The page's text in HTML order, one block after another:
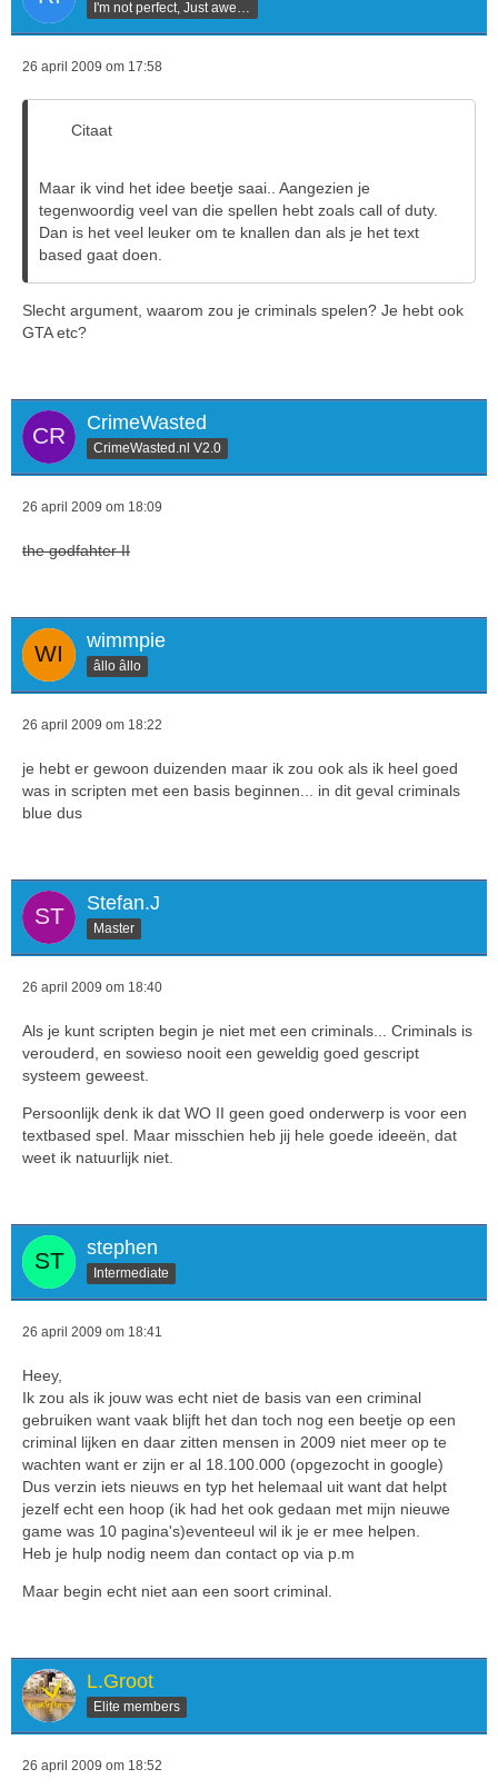
26 april 2009 om 17:58
Citaat
Maar ik vind het idee beetje saai.. Aangezien je
tegenwoordig veel van die spellen hebt zoals call of duty.
Dan is het veel leuker om te knallen dan als je het text
based gaat doen.
Slecht argument, waarom zou je criminals spelen? Je hebt ook
GTA etc?
CrimeWasted
CrimeWasted.nl V2.0
26 april 2009 om 18:09
the godfahter II
wimmpie
âllo âllo
26 april 2009 om 18:22
je hebt er gewoon duizenden maar ik zou ook als ik heel goed
was in scripten met een basis beginnen... in dit geval criminals
blue dus
Stefan.J
Master
26 april 2009 om 18:40
Als je kunt scripten begin je niet met een criminals... Criminals is
verouderd, en sowieso nooit een geweldig goed gescript
systeem geweest.
Persoonlijk denk ik dat WO II geen goed onderwerp is voor een
textbased spel. Maar misschien heb jij hele goede ideeën, dat
weet ik natuurlijk niet.
stephen
Intermediate
26 april 2009 om 18:41
Heey,
Ik zou als ik jouw was echt niet de basis van een criminal
gebruiken want vaak blijft het dan toch nog een beetje op een
criminal lijken en daar zitten mensen in 2009 niet meer op te
wachten want er zijn er al 18.100.000 (opgezocht in google)
Dus verzin iets nieuws en typ het helemaal uit want dat helpt
jezelf echt een hoop (ik had het ook gedaan met mijn nieuwe
game was 10 pagina's)eventeeul wil ik je er mee helpen.
Heb je hulp nodig neem dan contact op via p.m
Maar begin echt niet aan een soort criminal.
L.Groot
Elite members
26 april 2009 om 18:52